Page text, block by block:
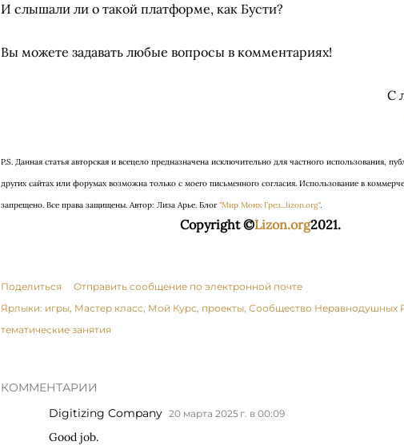
И слышали ли о такой платформе, как Бусти?
Вы можете задавать любые вопросы в комментариях!
С
P.S. Данная статья авторская и всецело предназначена исключительно для частного использования,
других сайтах или форумах возможна только с моего письменного согласия. Использование в
запрещено. Все права защищены. Автор: Лиза Арье. Блог"Мир Моих Грез...lizon.org".
Copyright ©Lizon.org2021.
Поделиться
Отправить сообщение по электронной почте
Ярлыки: игры Мастер класс Мой Курс проекты Сообщество Неравнодушных
тематические занятия
КОММЕНТАРИИ
Digitizing Company 20 марта 2025 г. в 00:09
Good job.